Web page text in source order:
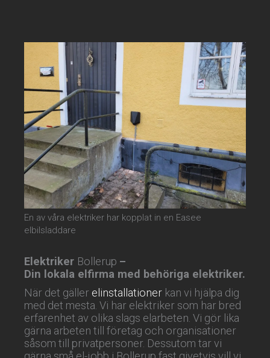
En av våra elektriker har kopplat in en Easee
elbilsladdare
Elektriker Bollerup –
Din lokala elfirma med behöriga elektriker.
När det gäller elinstallationer kan vi hjälpa dig
med det mesta. Vi har elektriker som har bred
erfarenhet av olika slags elarbeten. Vi gör lika
gärna arbeten till företag och organisationer
såsom till privatpersoner. Dessutom tar vi